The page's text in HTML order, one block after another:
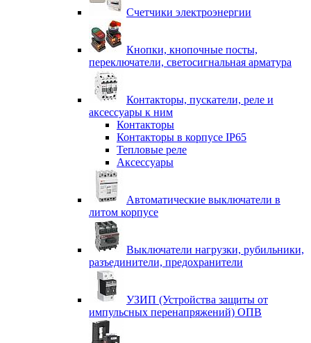
Счетчики электроэнергии
Кнопки, кнопочные посты,
переключатели, светосигнальная арматура
Контакторы, пускатели, реле и
аксессуары к ним
Контакторы
Контакторы в корпусе IP65
Тепловые реле
Аксессуары
Автоматические выключатели в
литом корпусе
Выключатели нагрузки, рубильники,
разъединители, предохранители
УЗИП (Устройства защиты от
импульсных перенапряжений) ОПВ